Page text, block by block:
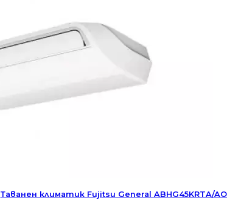
Таванен климатик Fujitsu General ABHG45KRTA/